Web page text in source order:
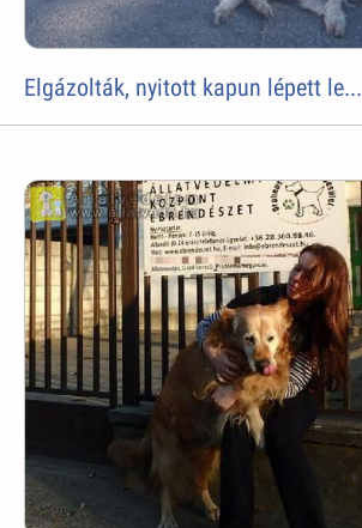
Elgázolták, nyitott kapun lépett le...